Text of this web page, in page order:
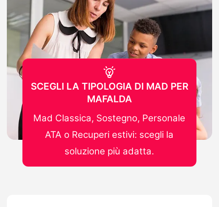
SCEGLI LA TIPOLOGIA DI MAD PER
MAFALDA
Mad Classica, Sostegno, Personale
ATA o Recuperi estivi: scegli la
soluzione più adatta.